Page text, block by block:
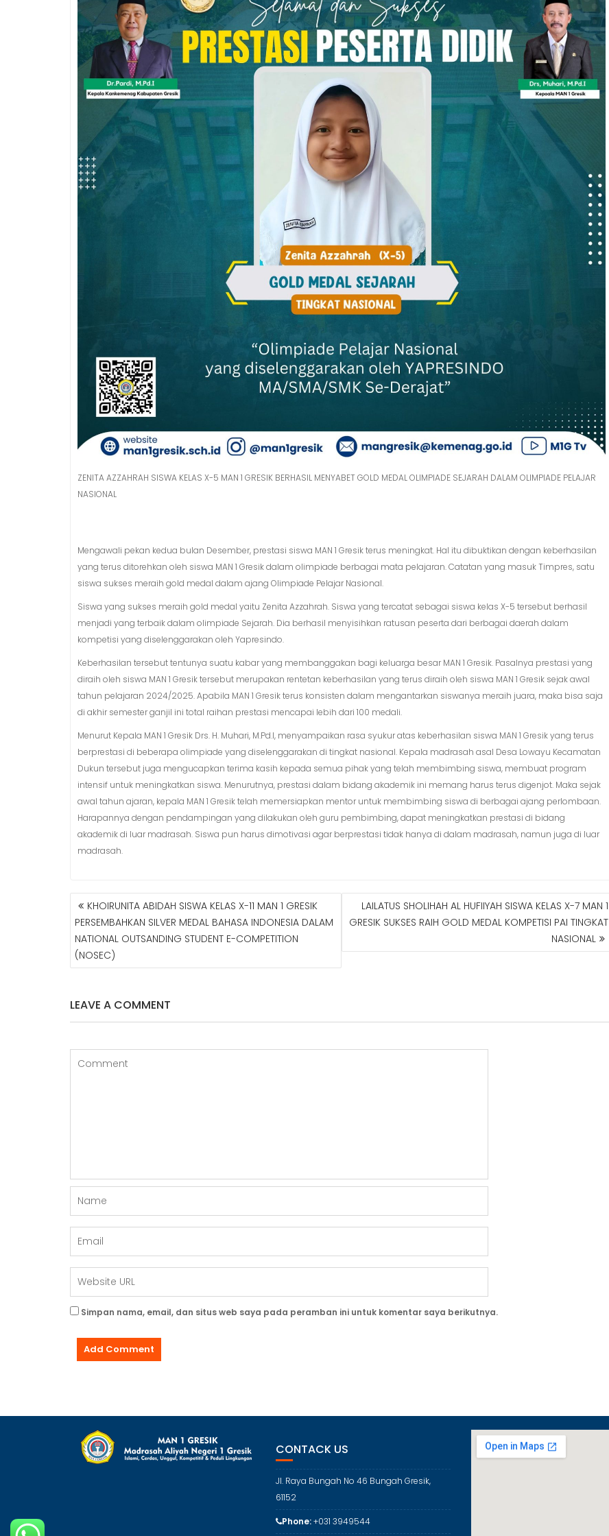
ZENITA AZZAHRAH SISWA KELAS X-5 MAN 1 GRESIK BERHASIL MENYABET GOLD MEDAL OLIMPIADE SEJARAH DALAM OLIMPIADE PELAJAR
NASIONAL
Mengawali pekan kedua bulan Desember, prestasi siswa MAN 1 Gresik terus meningkat. Hal itu dibuktikan dengan keberhasilan
yang terus ditorehkan oleh siswa MAN 1 Gresik dalam olimpiade berbagai mata pelajaran. Catatan yang masuk Timpres, satu
siswa sukses meraih gold medal dalam ajang Olimpiade Pelajar Nasional.
Siswa yang sukses meraih gold medal yaitu Zenita Azzahrah. Siswa yang tercatat sebagai siswa kelas X-5 tersebut berhasil
menjadi yang terbaik dalam olimpiade Sejarah. Dia berhasil menyisihkan ratusan peserta dari berbagai daerah dalam
kompetisi yang diselenggarakan oleh Yapresindo.
Keberhasilan tersebut tentunya suatu kabar yang membanggakan bagi keluarga besar MAN 1 Gresik. Pasalnya prestasi yang
diraih oleh siswa MAN 1 Gresik tersebut merupakan rentetan keberhasilan yang terus diraih oleh siswa MAN 1 Gresik sejak awal
tahun pelajaran 2024/2025. Apabila MAN 1 Gresik terus konsisten dalam mengantarkan siswanya meraih juara, maka bisa saja
di akhir semester ganjil ini total raihan prestasi mencapai lebih dari 100 medali.
Menurut Kepala MAN 1 Gresik Drs. H. Muhari, M.Pd.I, menyampaikan rasa syukur atas keberhasilan siswa MAN 1 Gresik yang terus
berprestasi di beberapa olimpiade yang diselenggarakan di tingkat nasional. Kepala madrasah asal Desa Lowayu Kecamatan
Dukun tersebut juga mengucapkan terima kasih kepada semua pihak yang telah membimbing siswa, membuat program
intensif untuk meningkatkan siswa. Menurutnya, prestasi dalam bidang akademik ini memang harus terus digenjot. Maka sejak
awal tahun ajaran, kepala MAN 1 Gresik telah memersiapkan mentor untuk membimbing siswa di berbagai ajang perlombaan.
Harapannya dengan pendampingan yang dilakukan oleh guru pembimbing, dapat meningkatkan prestasi di bidang
akademik di luar madrasah. Siswa pun harus dimotivasi agar berprestasi tidak hanya di dalam madrasah, namun juga di luar
madrasah.
N
A
V
G
S
I
O
KHOIRUNITA ABIDAH SISWA KELAS X-11 MAN 1 GRESIK
PERSEMBAHKAN SILVER MEDAL BAHASA INDONESIA DALAM
NATIONAL OUTSANDING STUDENT E-COMPETITION
(NOSEC)
LAILATUS SHOLIHAH AL HUFIIYAH SISWA KELAS X-7 MAN 1
GRESIK SUKSES RAIH GOLD MEDAL KOMPETISI PAI TINGKAT
NASIONAL
LEAVE A COMMENT
Simpan nama, email, dan situs web saya pada peramban ini untuk komentar saya berikutnya.
CONTACK US
Jl. Raya Bungah No 46 Bungah Gresik,
61152
Phone:+031 3949544